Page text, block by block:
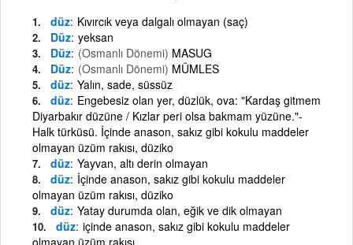
düz Kıvırcık veya dalgalı olmayan (saç)
Düz yeksan
Düz (Osmanlı Dönemi) MASUG
Düz (Osmanlı Dönemi) MÜMLES
düz Yalın, sade, süssüz
düz Engebesiz olan yer, düzlük, ova: "Kardaş gitmem
Diyarbakır düzüne / Kızlar peri olsa bakmam yüzüne."-
Halk türküsü. İçinde anason, sakız gibi kokulu maddeler
olmayan üzüm rakısı, düziko
düz Yayvan, altı derin olmayan
düz İçinde anason, sakız gibi kokulu maddeler
olmayan üzüm rakısı, düziko
düz Yatay durumda olan, eğik ve dik olmayan
düz içinde anason, sakız gibi kokulu maddeler
olmayan üzüm rakısı